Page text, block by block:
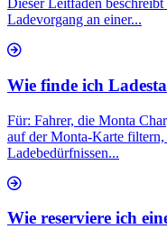
Dieser Leitfaden
Ladevorgang an einer...
Wie finde ich
Für: Fahrer, die Monta
auf der Monta-Karte
Ladebedürfnissen...
Wie reserviere ich